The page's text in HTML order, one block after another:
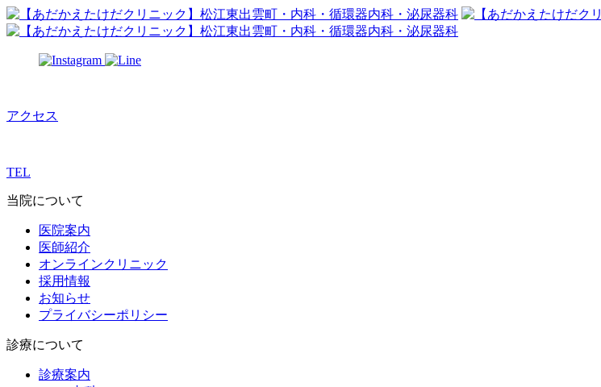
アクセス
TEL
当院について
医院案内
医師紹介
オンラインクリニック
採用情報
お知らせ
プライバシーポリシー
診療について
診療案内